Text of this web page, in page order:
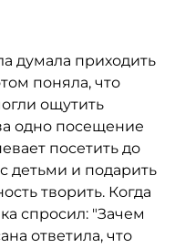
думала приходить
поняла, что
ощутить
одно посещение
посетить до
детьми и подарить
творить. Когда
спросил: "Зачем
ответила, что